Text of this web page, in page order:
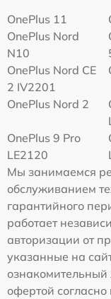
OnePlus 11
OnePlus Nord
N10
OnePlus Nord CE
2 IV2201
OnePlus Nord 2
OnePlus 9 Pro
LE2120
Мы занимаемся
обслуживанием
гарантийного
работает
авторизации от
указанные на
ознакомительный
офертой